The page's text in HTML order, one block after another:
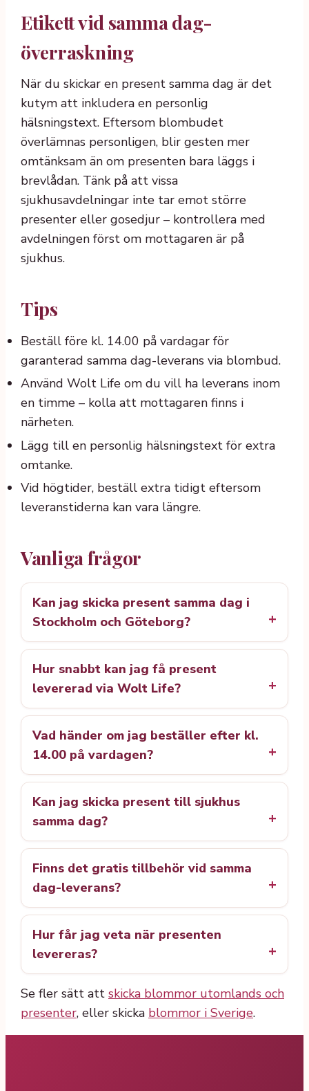
Etikett vid samma dag-
överraskning
När du skickar en present samma dag är det
kutym att inkludera en personlig
hälsningstext. Eftersom blombudet
överlämnas personligen, blir gesten mer
omtänksam än om presenten bara läggs i
brevlådan. Tänk på att vissa
sjukhusavdelningar inte tar emot större
presenter eller gosedjur – kontrollera med
avdelningen först om mottagaren är på
sjukhus.
Tips
Beställ före kl. 14.00 på vardagar för
garanterad samma dag-leverans via blombud.
Använd Wolt Life om du vill ha leverans inom
en timme – kolla att mottagaren finns i
närheten.
Lägg till en personlig hälsningstext för extra
omtanke.
Vid högtider, beställ extra tidigt eftersom
leveranstiderna kan vara längre.
Vanliga frågor
Kan jag skicka present samma dag i
Stockholm och Göteborg?
Hur snabbt kan jag få present
levererad via Wolt Life?
Vad händer om jag beställer efter kl.
14.00 på vardagen?
Kan jag skicka present till sjukhus
samma dag?
Finns det gratis tillbehör vid samma
dag-leverans?
Hur får jag veta när presenten
levereras?
Se fler sätt att skicka blommor utomlands och
presenter, eller skicka blommor i Sverige.